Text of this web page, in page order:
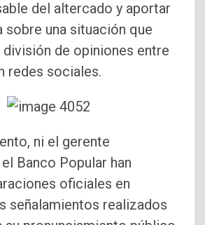
del altercado y aportar
sobre una situación que
de opiniones entre
redes sociales.
ni el gerente
Banco Popular han
oficiales en
señalamientos realizados